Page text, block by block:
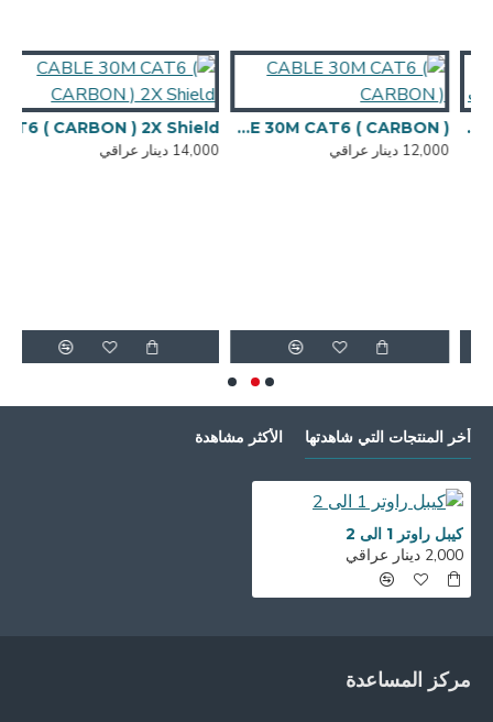
CABLE 30M CAT6 ( CARBON )
12,000 دينار عراقي
CABLE 30M CAT6 ( CARBON ) 2X Shield
14,000 دينار عراقي
أخر المنتجات التي شاهدتها الأكثر مشاهدة
كيبل راوتر 1 الى 2
2,000 دينار عراقي
مركز المساعدة